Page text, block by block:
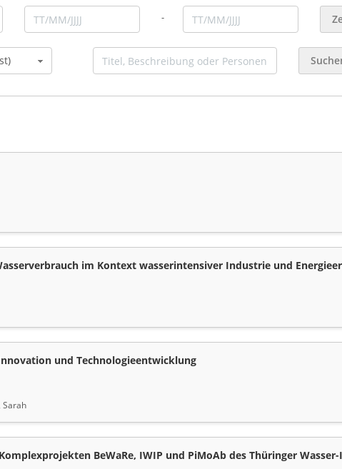
-
im Kontext wasserintensiver Industrie und
und Technologieentwicklung
Sarah
BeWaRe, IWIP und PiMoAb des Thüringer